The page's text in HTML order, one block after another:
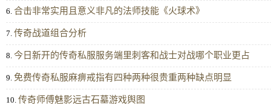
6. 合击非常实用且意义非凡的法师技能《火球术》
7. 传奇战道组合分析
8. 今日新开的传奇私服服务端里刺客和战士对战哪个职业更占
9. 免费传奇私服麻痹戒指有四种两种很贵重两种缺点明显
10. 传奇师傅魅影远古石墓游戏舆图